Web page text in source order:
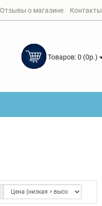
Отзывы о магазине Контакты
Товаров: 0 (0р.)